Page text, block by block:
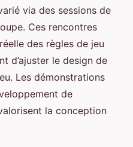
via des sessions de
Ces rencontres
des règles de jeu
d’ajuster le design de
Les démonstrations
de
la conception